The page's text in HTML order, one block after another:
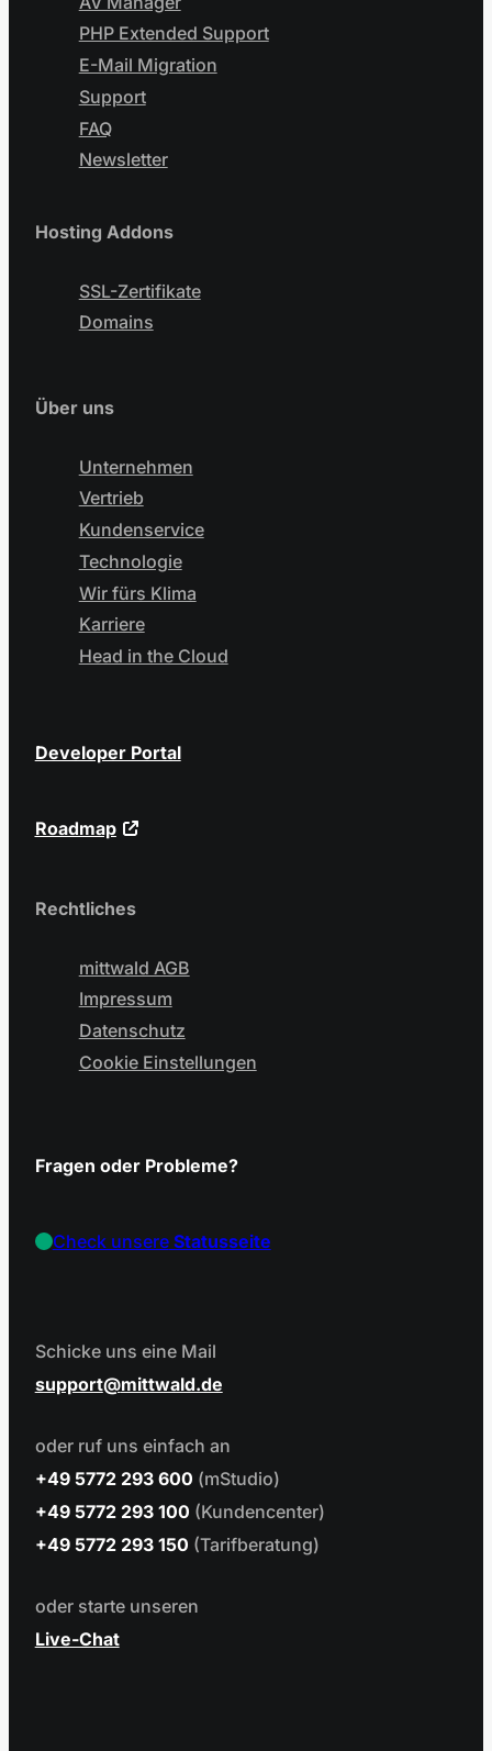
PHP Extended Support
E-Mail Migration
Support
FAQ
Newsletter
Hosting Addons
SSL-Zertifikate
Domains
Über uns
Unternehmen
Vertrieb
Kundenservice
Technologie
Wir fürs Klima
Karriere
Head in the Cloud
Developer Portal
Roadmap
Rechtliches
mittwald AGB
Impressum
Datenschutz
Cookie Einstellungen
Fragen oder Probleme?
Check unsereStatusseite
Schicke uns eine Mail
support
mittwald.de
oder ruf uns einfach an
+49 5772 293 600 (mStudio)
+49 5772 293 100 (Kundencenter)
+49 5772 293 150 (Tarifberatung)
oder starte unseren
Live-Chat